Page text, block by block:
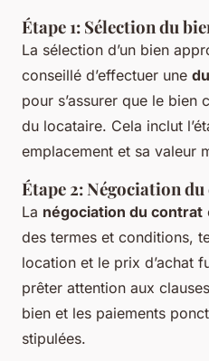
Étape 1: Sélection du
La sélection d’un bien
conseillé d’effectuer une
pour s’assurer que le bien
du locataire. Cela inclut
emplacement et sa valeur
Étape 2: Négociation
La négociation du contrat
des termes et conditions,
location et le prix d’achat
prêter attention aux
bien et les paiements
stipulées.